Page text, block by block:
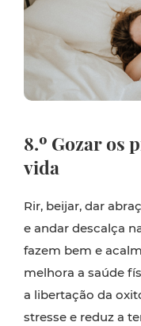
8.º Gozar os
vida
Rir, beijar, dar
e andar descalça
fazem bem e
melhora a saúde
a libertação da
stresse e reduz a